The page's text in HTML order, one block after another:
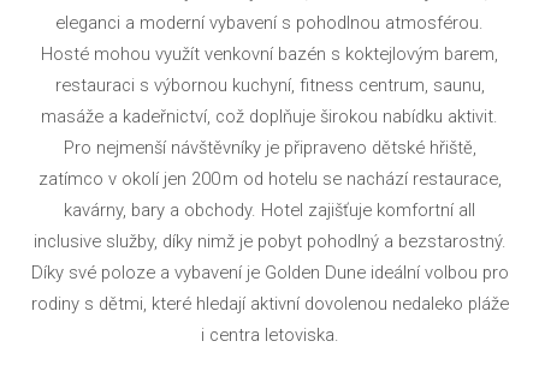
eleganci a moderní vybavení s pohodlnou atmosférou.
Hosté mohou využít venkovní bazén s koktejlovým barem,
restauraci s výbornou kuchyní, fitness centrum, saunu,
masáže a kadeřnictví, což doplňuje širokou nabídku aktivit.
Pro nejmenší návštěvníky je připraveno dětské hřiště,
zatímco v okolí jen 200 m od hotelu se nachází restaurace,
kavárny, bary a obchody. Hotel zajišťuje komfortní all
inclusive služby, díky nimž je pobyt pohodlný a bezstarostný.
Díky své poloze a vybavení je Golden Dune ideální volbou pro
rodiny s dětmi, které hledají aktivní dovolenou nedaleko pláže
i centra letoviska.